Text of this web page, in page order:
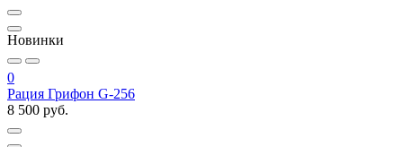
Новинки
0
Рация Грифон G-256
8 500 руб.